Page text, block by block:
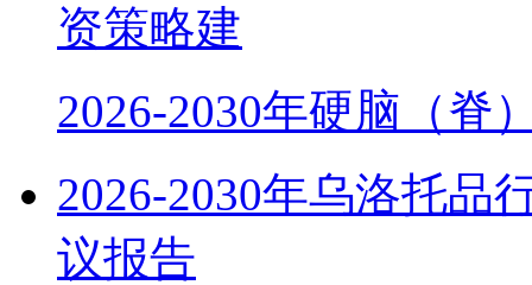
资策略建
2026-2030年硬脑（脊
2026-2030年乌洛托品
议报告